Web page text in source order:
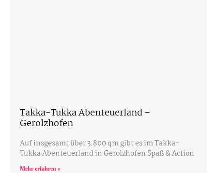
Takka-Tukka Abenteuerland –
Gerolzhofen
Auf insgesamt über 3.800 qm gibt es im Takka-
Tukka Abenteuerland in Gerolzhofen Spaß & Action
Mehr erfahren »